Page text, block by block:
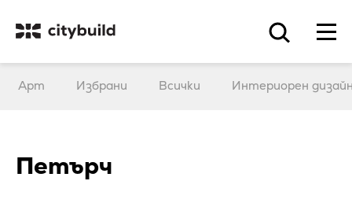
Арт Избрани Всички Интериорен
Петърч